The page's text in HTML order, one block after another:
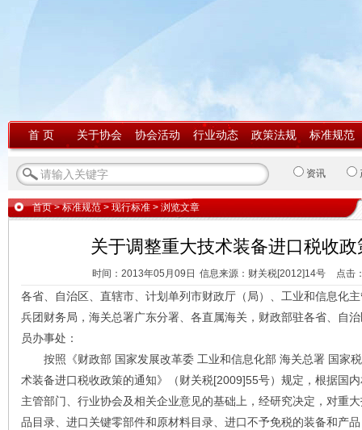
首 页 关于协会 协会活动 行业动态 政策法规 标准规范
资讯
首页>标准规范 > 现行标准 > 浏览文章
关于调整重大技术装备进口税收
时间：2013年05月09日 信息来源：财关税[2012]14号 点击
各省、自治区、直辖市、计划单列市财政厅（局）、工业和信息化
兵团财务局，海关总署广东分署、各直属海关，财政部驻各省、自
员办事处：
按照《财政部 国家发展改革委 工业和信息化部 海关总署 国家
术装备进口税收政策的通知》（财关税[2009]55号）规定，根据国
主管部门、行业协会及相关企业意见的基础上，经研究决定，对重
品目录、进口关键零部件和原材料目录、进口不予免税的装备和产